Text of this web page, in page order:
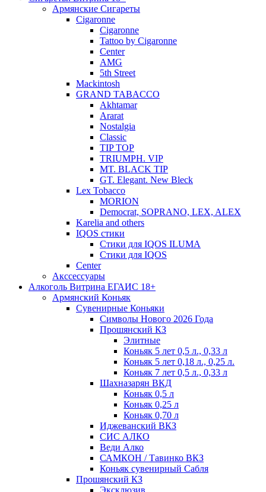
Армянские Сигареты
Cigaronne
Cigaronne
Tattoo by Cigaronne
Center
AMG
5th Street
Mackintosh
GRAND TABACCO
Akhtamar
Ararat
Nostalgia
Classic
TIP TOP
TRIUMPH. VIP
MT. BLACK TIP
GT. Elegant. New Bleck
Lex Tobacco
MORION
Democrat, SOPRANO, LEX, ALEX
Karelia and others
IQOS стики
Стики для IQOS ILUMA
Стики для IQOS
Сenter
Акссессуары
Алкоголь Витрина ЕГАИС 18+
Армянский Коньяк
Сувенирные Коньяки
Символы Нового 2026 Года
Прошянский КЗ
Элитные
Коньяк 5 лет 0,5 л., 0,33 л
Коньяк 5 лет 0,18 л., 0,25 л.
Коньяк 7 лет 0,5 л., 0,33 л
Шахназарян ВКД
Коньяк 0,5 л
Коньяк 0,25 л
Коньяк 0,70 л
Иджеванский ВКЗ
СИС АЛКО
Веди Алко
САМКОН / Тавинко ВКЗ
Коньяк сувенирный Сабля
Прошянский КЗ
Эксклюзив